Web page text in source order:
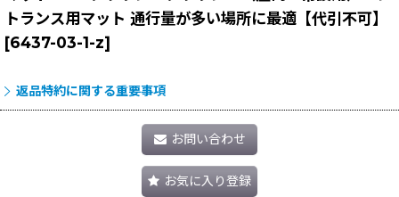
トランス用マット 通行量が多い場所に最適【代引不可】
[6437-03-1-z]
返品特約に関する重要事項
お問い合わせ
お気に入り登録